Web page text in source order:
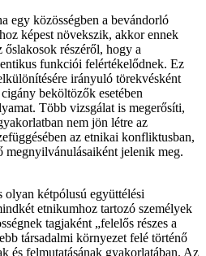
egy közösségben a bevándorló
képest növekszik, akkor ennek
részéről, hogy a
funkciói felértékelődnek. Ez
irányuló törekvésként
beköltözők esetében
Több vizsgálat is megerősíti,
nem jön létre az
az etnikai konfliktusban,
megnyilvánulásaiként jelenik meg.
olyan kétpólusú együttélési
etnikumhoz tartozó személyek
tagjaként „felelős részes a
társadalmi környezet felé történő
és felmutatásának gyakorlatában. Az